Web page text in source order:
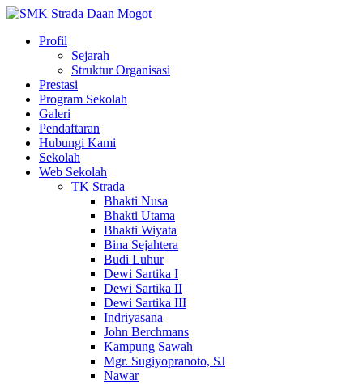
Profil
Sejarah
Struktur Organisasi
Prestasi
Program Sekolah
Galeri
Pendaftaran
Hubungi Kami
Sekolah
Web Sekolah
TK Strada
Bhakti Nusa
Bhakti Utama
Bhakti Wiyata
Bina Sejahtera
Budi Luhur
Dewi Sartika I
Dewi Sartika II
Dewi Sartika III
Indriyasana
John Berchmans
Kampung Sawah
Mgr. Sugiyopranoto, SJ
Nawar